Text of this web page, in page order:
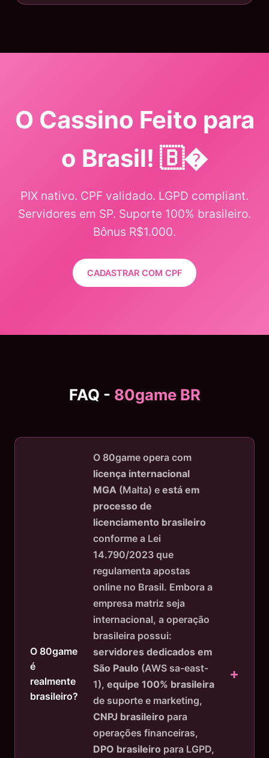
O Cassino Feito para
o Brasil! 🇧�
PIX nativo. CPF validado. LGPD compliant.
Servidores em SP. Suporte 100% brasileiro.
Bônus R$1.000.
CADASTRAR COM CPF
FAQ - 80game BR
O 80game
é
realmente
brasileiro?
O 80game opera com
licença internacional
MGA (Malta) e está em
processo de
licenciamento brasileiro
conforme a Lei
14.790/2023 que
regulamenta apostas
online no Brasil. Embora a
empresa matriz seja
internacional, a operação
brasileira possui:
servidores dedicados em
São Paulo (AWS sa-east-
1), equipe 100% brasileira
de suporte e marketing,
CNPJ brasileiro para
operações financeiras,
DPO brasileiro para LGPD,